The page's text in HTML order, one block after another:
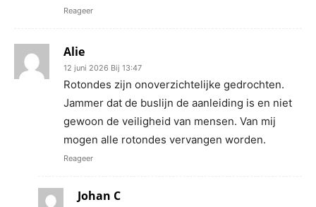
Reageer
Alie
12 juni 2026 Bij 13:47
Rotondes zijn onoverzichtelijke gedrochten.
Jammer dat de buslijn de aanleiding is en niet
gewoon de veiligheid van mensen. Van mij
mogen alle rotondes vervangen worden.
Reageer
Johan C